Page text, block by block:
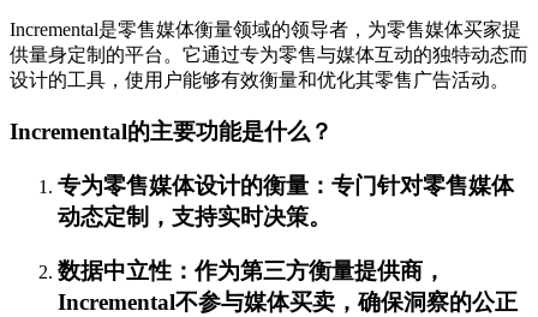
Incremental是零售媒体衡量领域的领导者，为零售媒体买家提
供量身定制的平台。它通过专为零售与媒体互动的独特动态而
设计的工具，使用户能够有效衡量和优化其零售广告活动。
Incremental的主要功能是什么？
专为零售媒体设计的衡量：专门针对零售媒体
动态定制，支持实时决策。
数据中立性：作为第三方衡量提供商，
Incremental不参与媒体买卖，确保洞察的公正